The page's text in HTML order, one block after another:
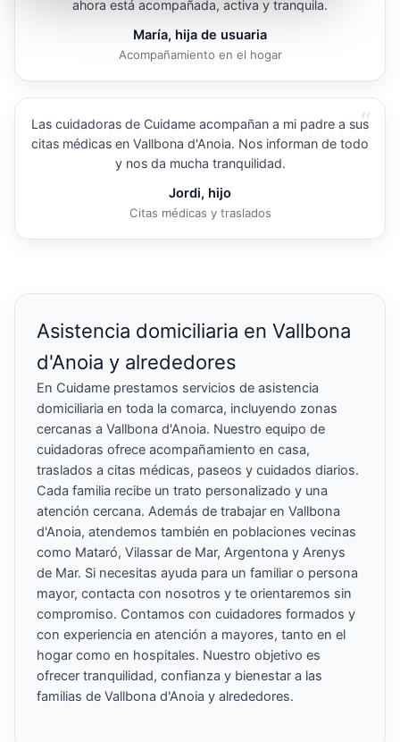
ahora está acompañada, activa y tranquila.
María, hija de usuaria
Acompañamiento en el hogar
“
Las cuidadoras de Cuidame acompañan a mi padre a sus
citas médicas en Vallbona d'Anoia. Nos informan de todo
y nos da mucha tranquilidad.
Jordi, hijo
Citas médicas y traslados
Asistencia domiciliaria en Vallbona
d'Anoia y alrededores
En Cuidame prestamos servicios de asistencia
domiciliaria en toda la comarca, incluyendo zonas
cercanas a Vallbona d'Anoia. Nuestro equipo de
cuidadoras ofrece acompañamiento en casa,
traslados a citas médicas, paseos y cuidados diarios.
Cada familia recibe un trato personalizado y una
atención cercana. Además de trabajar en Vallbona
d'Anoia, atendemos también en poblaciones vecinas
como Mataró, Vilassar de Mar, Argentona y Arenys
de Mar. Si necesitas ayuda para un familiar o persona
mayor, contacta con nosotros y te orientaremos sin
compromiso. Contamos con cuidadores formados y
con experiencia en atención a mayores, tanto en el
hogar como en hospitales. Nuestro objetivo es
ofrecer tranquilidad, confianza y bienestar a las
familias de Vallbona d'Anoia y alrededores.